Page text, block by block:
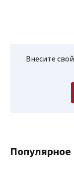
Внесите
Популярное